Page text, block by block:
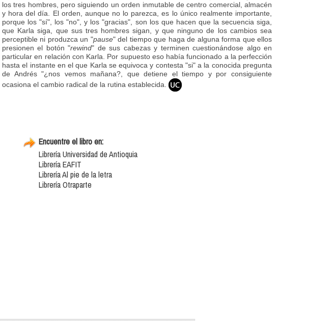
los tres hombres, pero siguiendo un orden inmutable de centro comercial, almacén
y hora del día. El orden, aunque no lo parezca, es lo único realmente importante,
porque los "sí", los "no", y los "gracias", son los que hacen que la secuencia siga,
que Karla siga, que sus tres hombres sigan, y que ninguno de los cambios sea
perceptible ni produzca un "pause" del tiempo que haga de alguna forma que ellos
presionen el botón "rewind" de sus cabezas y terminen cuestionándose algo en
particular en relación con Karla. Por supuesto eso había funcionado a la perfección
hasta el instante en el que Karla se equivoca y contesta "si" a la conocida pregunta
de Andrés "¿nos vemos mañana?, que detiene el tiempo y por consiguiente
ocasiona el cambio radical de la rutina establecida.
Encuentre el libro en:
Librería Universidad de Antioquia
Librería EAFIT
Librería Al pie de la letra
Librería Otraparte